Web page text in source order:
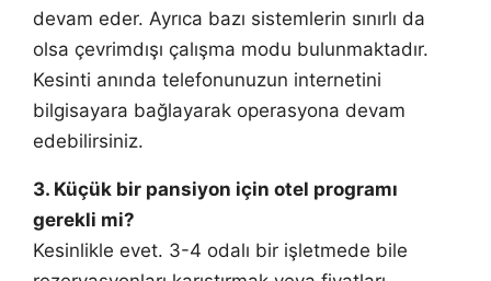
devam eder. Ayrıca bazı sistemlerin sınırlı da
olsa çevrimdışı çalışma modu bulunmaktadır.
Kesinti anında telefonunuzun internetini
bilgisayara bağlayarak operasyona devam
edebilirsiniz.
3. Küçük bir pansiyon için otel programı
gerekli mi?
Kesinlikle evet. 3-4 odalı bir işletmede bile